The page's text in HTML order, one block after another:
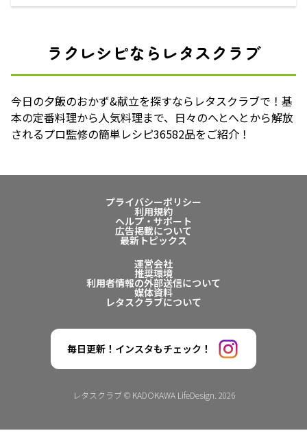
ラクレシピならレタスクラブ
今日の夕飯のおかず&献立を探すならレタスクラブで！基
本の定番料理から人気料理まで、日々のへとへとから解放
されるプロ監修の簡単レシピ36582品をご紹介！
プライバシーポリシー
利用規約
ヘルプ・サポート
広告掲載について
最新トピックス
運営会社
推奨環境
利用者情報の外部送信について
媒体資料
レタスクラブについて
毎日更新！インスタもチェック！
レタスクラブ © KADOKAWA LifeDesign. 2026